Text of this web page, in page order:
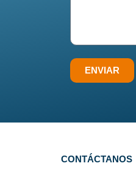
ENVIAR
CONTÁCTANOS